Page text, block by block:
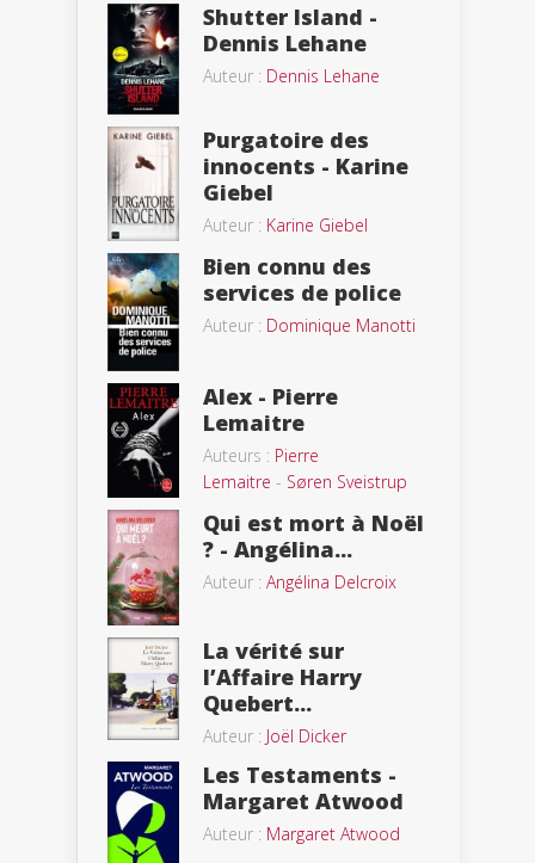
Shutter Island -
Dennis Lehane
Auteur : Dennis Lehane
Purgatoire des
innocents - Karine
Giebel
Auteur : Karine Giebel
Bien connu des
services de police
Auteur : Dominique Manotti
Alex - Pierre
Lemaitre
Auteurs : Pierre
Lemaitre - Søren Sveistrup
Qui est mort à Noël
? - Angélina...
Auteur : Angélina Delcroix
La vérité sur
l’Affaire Harry
Quebert...
Auteur : Joël Dicker
Les Testaments -
Margaret Atwood
Auteur : Margaret Atwood